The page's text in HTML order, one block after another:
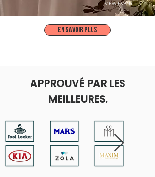
VIEW EVENT
En savoir plus
APPROUVÉ PAR LES
MEILLEURES.